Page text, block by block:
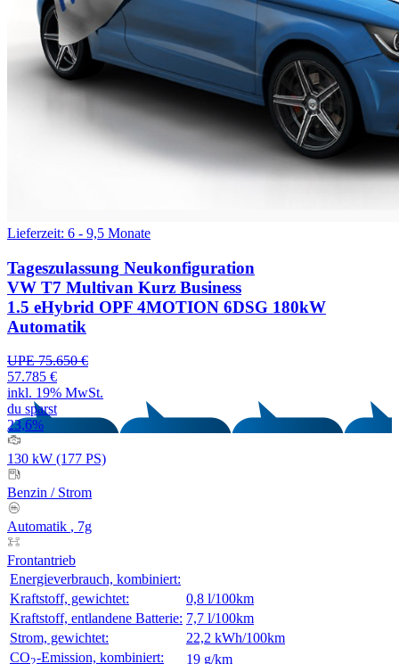
Lieferzeit: 6 - 9,5 Monate
Tageszulassung Neukonfiguration
VW T7 Multivan Kurz Business
1.5 eHybrid OPF 4MOTION 6DSG 180kW
Automatik
UPE 75.650 €
57.785 €
inkl. 19% MwSt.
du sparst
23,6%
130 kW (177 PS)
Benzin / Strom
Automatik , 7g
Frontantrieb
Energieverbrauch, kombiniert:
Kraftstoff, gewichtet:
0,8 l/100km
Kraftstoff, entlandene Batterie: 7,7 l/100km
Strom, gewichtet:
22,2 kWh/100km
CO -Emission, kombiniert: 19 g/km